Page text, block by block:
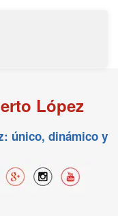
López
único, dinámico y